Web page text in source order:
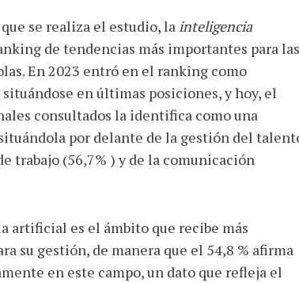
se realiza el estudio, la inteligencia
de tendencias más importantes para las
En 2023 entró en el ranking como
en últimas posiciones, y hoy, el
consultados la identifica como una
por delante de la gestión del
trabajo (56,7% ) y de la comunicación
artificial es el ámbito que recibe más
su gestión, de manera que el 54,8 % afirma
en este campo, un dato que refleja el